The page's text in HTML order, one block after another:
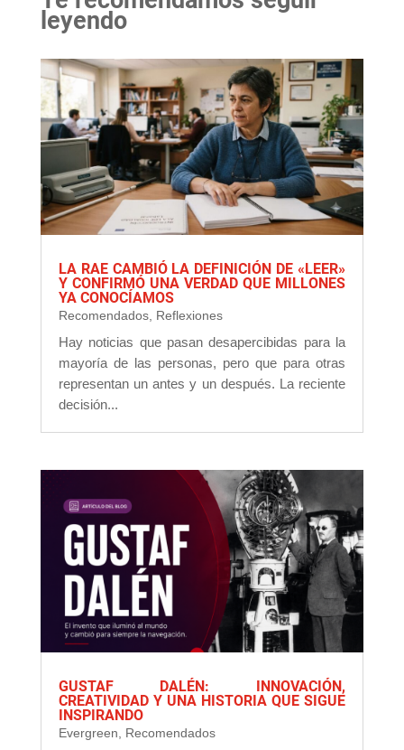
leyendo
LA RAE CAMBIÓ LA DEFINICIÓN DE «LEER»
Y CONFIRMÓ UNA VERDAD QUE MILLONES
YA CONOCÍAMOS
Recomendados, Reflexiones
Hay noticias que pasan desapercibidas para la
mayoría de las personas, pero que para otras
representan un antes y un después. La reciente
decisión...
GUSTAF DALÉN: INNOVACIÓN,
CREATIVIDAD Y UNA HISTORIA QUE SIGUE
INSPIRANDO
Evergreen Recomendados